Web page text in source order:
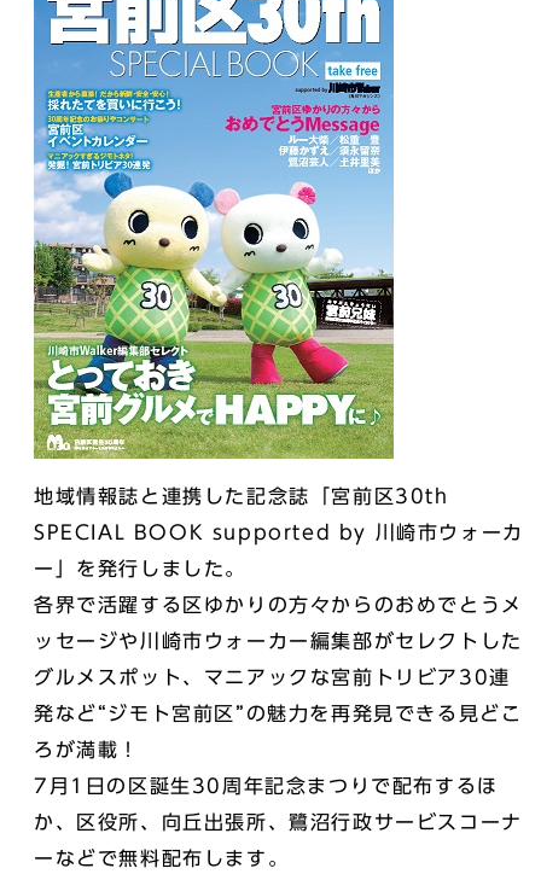
地域情報誌と連携した記念誌「宮前区30th
SPECIAL BOOK supported by 川崎市ウォーカ
ー」を発行しました。
各界で活躍する区ゆかりの方々からのおめでとうメ
ッセージや川崎市ウォーカー編集部がセレクトした
グルメスポット、マニアックな宮前トリビア30連
発など“ジモト宮前区”の魅力を再発見できる見どこ
ろが満載！
7月1日の区誕生30周年記念まつりで配布するほ
か、区役所、向丘出張所、鷺沼行政サービスコーナ
ーなどで無料配布します。